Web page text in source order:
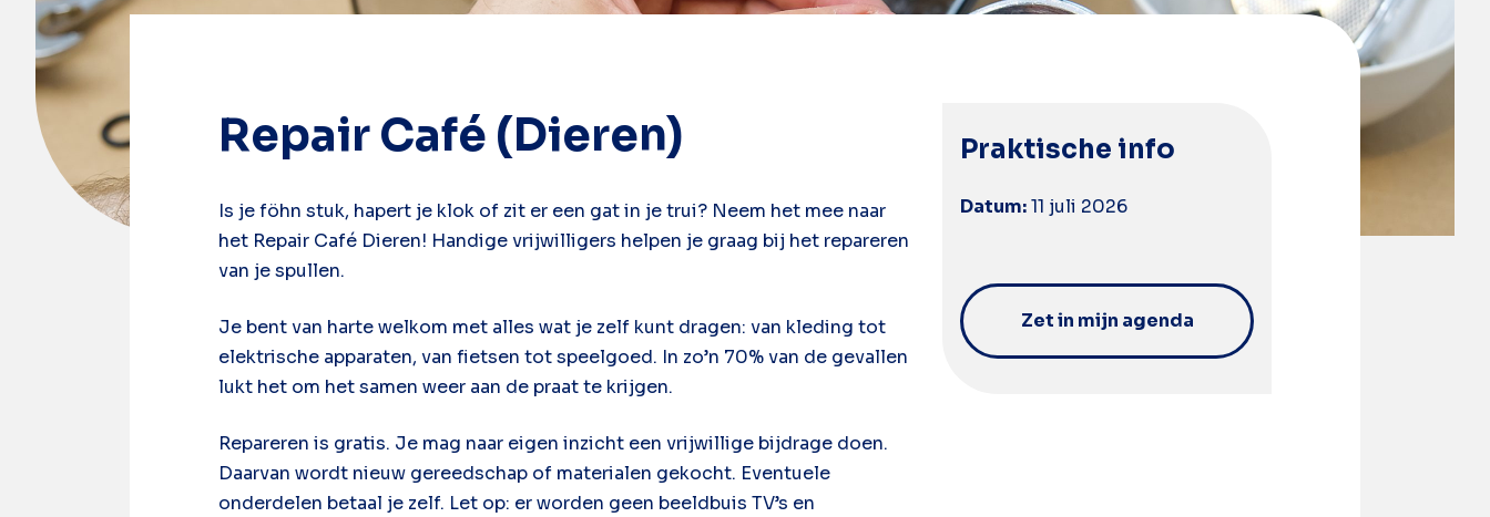
Repair Café (Dieren)
Is je föhn stuk, hapert je klok of zit er een gat in je trui? Neem het mee naar
het Repair Café Dieren! Handige vrijwilligers helpen je graag bij het repareren
van je spullen.
Je bent van harte welkom met alles wat je zelf kunt dragen: van kleding tot
elektrische apparaten, van fietsen tot speelgoed. In zo’n 70% van de gevallen
lukt het om het samen weer aan de praat te krijgen.
Repareren is gratis. Je mag naar eigen inzicht een vrijwillige bijdrage doen.
Daarvan wordt nieuw gereedschap of materialen gekocht. Eventuele
onderdelen betaal je zelf. Let op: er worden geen beeldbuis TV’s en
Praktische info
Datum: 11 juli 2026
Zet in mijn agenda